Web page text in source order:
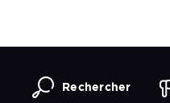
Rechercher